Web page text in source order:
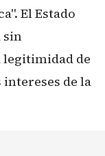
El Estado
sin
de
de la